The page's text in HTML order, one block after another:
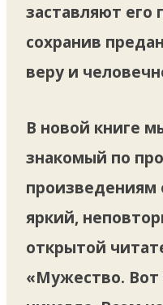
заставляют его
сохранив
веру и
В новой книге
знакомый по
произведениям
яркий,
открытой
«Мужество. Вот